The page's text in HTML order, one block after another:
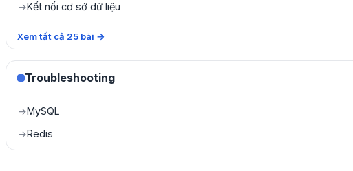
→Kết nối cơ sở dữ liệu
Xem tất cả 25 bài →
Troubleshooting
→MySQL
→Redis